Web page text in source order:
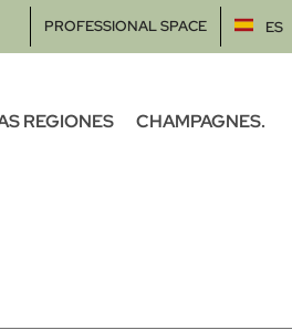
PROFESSIONAL SPACE ES
REGIONES CHAMPAGNES.